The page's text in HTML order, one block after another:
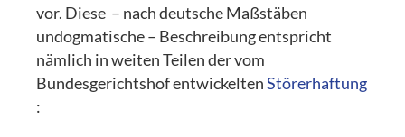
vor. Diese – nach deutsche Maßstäben
undogmatische – Beschreibung entspricht
nämlich in weiten Teilen der vom
Bundesgerichtshof entwickeltenStörerhaftung
: